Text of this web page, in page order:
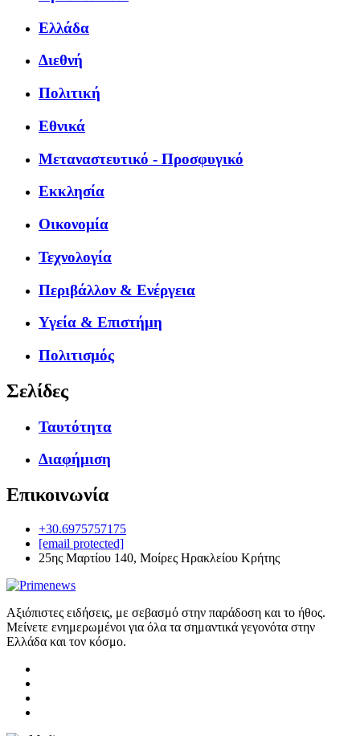
Ελλάδα
Διεθνή
Πολιτική
Εθνικά
Μεταναστευτικό - Προσφυγικό
Εκκλησία
Οικονομία
Τεχνολογία
Περιβάλλον & Ενέργεια
Υγεία & Επιστήμη
Πολιτισμός
Σελίδες
Ταυτότητα
Διαφήμιση
Επικοινωνία
+30.6975757175
[email protected]
25ης Μαρτίου 140, Μοίρες Ηρακλείου Κρήτης
Αξιόπιστες ειδήσεις, με σεβασμό στην παράδοση και το ήθος.
Μείνετε ενημερωμένοι για όλα τα σημαντικά γεγονότα στην
Ελλάδα και τον κόσμο.